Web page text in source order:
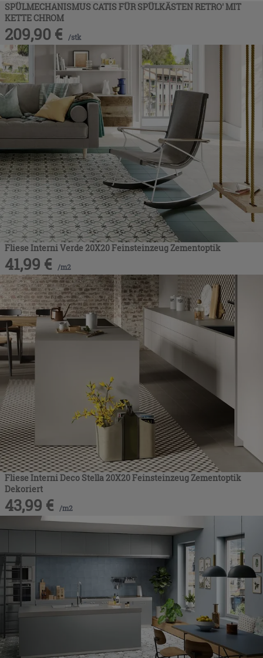
SPÜLMECHANISMUS CATIS FÜR SPÜLKÄSTEN RETRO' MIT
KETTE CHROM
209,90 € /stk
Fliese Interni Verde 20X20 Feinsteinzeug Zementoptik
41,99 € /m2
Fliese Interni Deco Stella 20X20 Feinsteinzeug Zementoptik
Dekoriert
43,99 € /m2